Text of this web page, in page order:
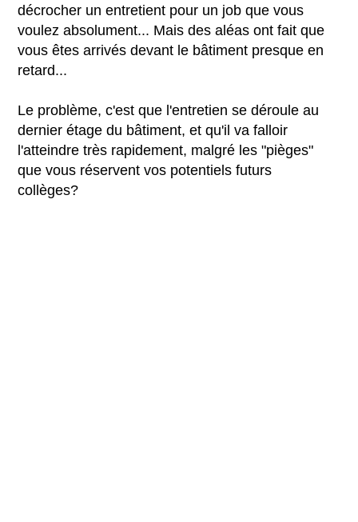
décrocher un entretient pour un job que vous
voulez absolument... Mais des aléas ont fait que
vous êtes arrivés devant le bâtiment presque en
retard...
Le problème, c'est que l'entretien se déroule au
dernier étage du bâtiment, et qu'il va falloir
l'atteindre très rapidement, malgré les "pièges"
que vous réservent vos potentiels futurs
collèges?